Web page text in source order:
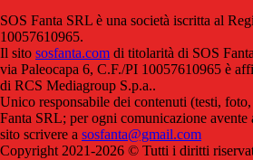
SOS Fanta SRL è una società iscritta al
10057610965.
Il sito sosfanta.com di titolarità di SOS
via Paleocapa 6, C.F./PI 10057610965 è
di RCS Mediagroup S.p.a..
Unico responsabile dei contenuti (testi,
Fanta SRL; per ogni comunicazione avente
sito scrivere a sosfanta@gmail.com
Copyright 2021-2026 © Tutti i diritti